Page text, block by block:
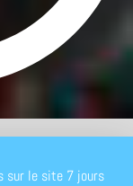
sur le site 7 jours